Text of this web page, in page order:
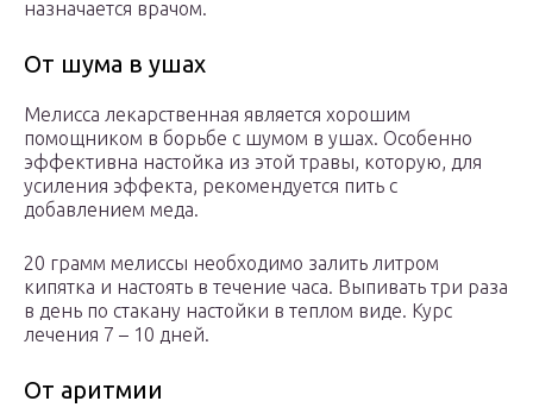
назначается врачом.
От шума в ушах
Мелисса лекарственная является хорошим
помощником в борьбе с шумом в ушах. Особенно
эффективна настойка из этой травы, которую, для
усиления эффекта, рекомендуется пить с
добавлением меда.
20 грамм мелиссы необходимо залить литром
кипятка и настоять в течение часа. Выпивать три раза
в день по стакану настойки в теплом виде. Курс
лечения 7 – 10 дней.
От аритмии